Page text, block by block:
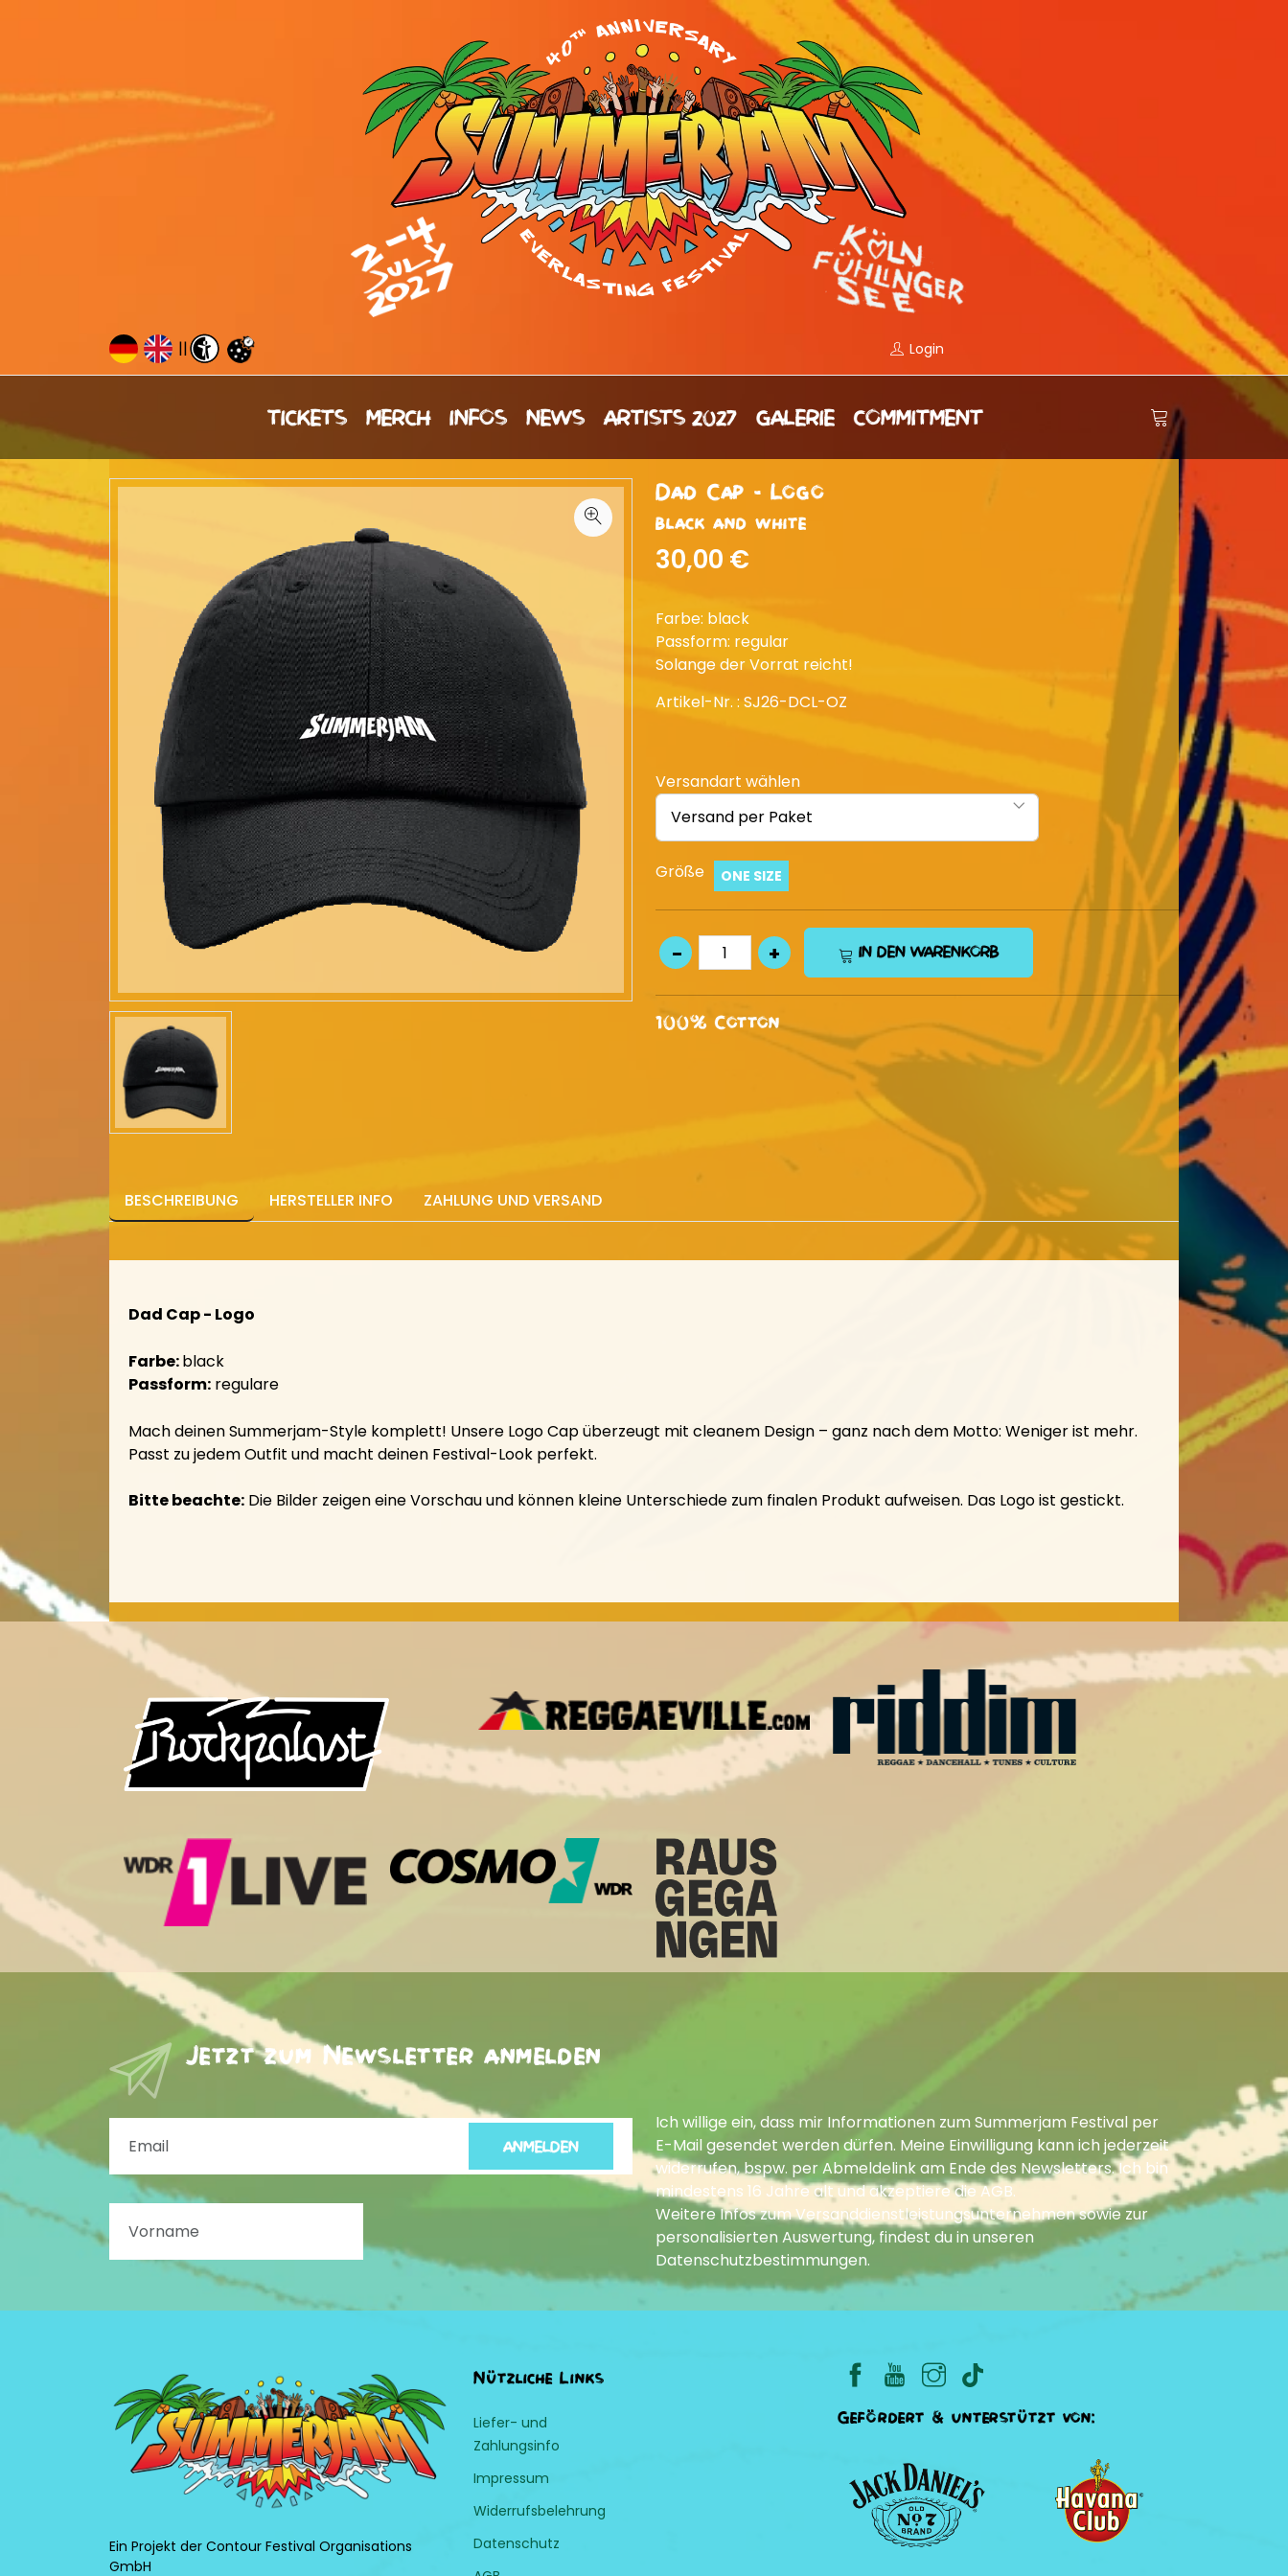
|| Login
TICKETS MERCH INFOS NEWS ARTISTS 2027 GALERIE COMMITMENT
Dad Cap - Logo
black and white
30,00 €
Farbe: black
Passform: regular
Solange der Vorrat reicht!
Artikel-Nr. : SJ26-DCL-OZ
Versandart wählen
Größe ONE SIZE
IN DEN WARENKORB
100% Cotton
BESCHREIBUNG HERSTELLER INFO ZAHLUNG UND VERSAND
Dad Cap - Logo
Farbe:black
Passform: regulare
Mach deinen Summerjam-Style komplett! Unsere Logo Cap überzeugt mit cleanem Design – ganz nach dem Motto: Weniger ist mehr.
Passt zu jedem Outfit und macht deinen Festival-Look perfekt.
Bitte beachte: Die Bilder zeigen eine Vorschau und können kleine Unterschiede zum finalen Produkt aufweisen. Das Logo ist gestickt.
Jetzt zum Newsletter anmelden
ANMELDEN
Ich willige ein, dass mir Informationen zum Summerjam Festival per
E-Mail gesendet werden dürfen. Meine Einwilligung kann ich jederzeit
widerrufen, bspw. per Abmeldelink am Ende des Newsletters. Ich bin
mindestens 16 Jahre alt und akzeptiere dieAGB.
Weitere Infos zum Versanddienstleistungsunternehmen sowie zur
personalisierten Auswertung, findest du in unseren
Datenschutzbestimmungen.
Ein Projekt der Contour Festival Organisations
GmbH
Nützliche Links
Liefer- und
Zahlungsinfo
Impressum
Widerrufsbelehrung
Datenschutz
Gefördert & unterstützt von: